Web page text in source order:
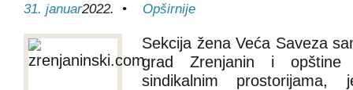
31. januar2022. • Opširnije
Sekcija žena Veća Saveza
grad Zrenjanin i opštine
sindikalnim prostorijama,